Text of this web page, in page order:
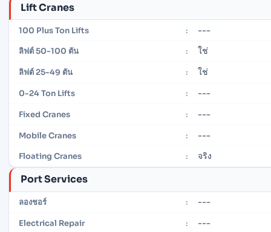
Lift Cranes
100 Plus Ton Lifts : ---
ลิฟต์ 50-100 ตัน : ใช่
ลิฟต์ 25-49 ตัน : ใช่
0-24 Ton Lifts : ---
Fixed Cranes : ---
Mobile Cranes : ---
Floating Cranes : จริง
Port Services
ลองชอร์ : ---
Electrical Repair : ---